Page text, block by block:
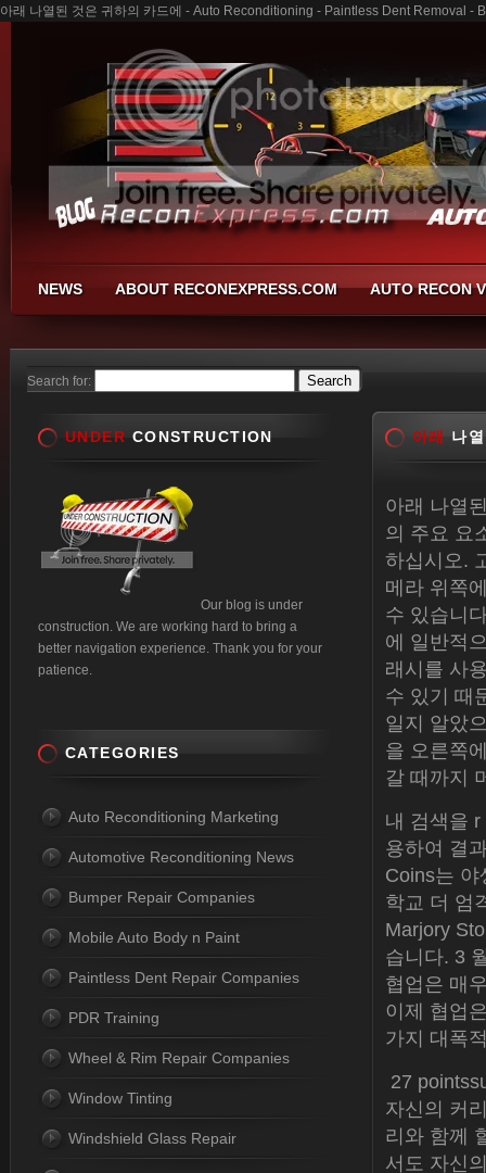
아래 나열된 것은 귀하의 카드에 - Auto Reconditioning - Paintless Dent Removal -
NEWS ABOUT RECONEXPRESS.COM AUTO RECON
Search for:
아래 나
아래 나열
의 주요 요
하십시오.
메라 위쪽
수 있습니
에 일반적
래시를 사
수 있기 때
일지 알았
을 오른쪽
갈 때까지
내 검색을
용하여 결
Coins는
학교 더 엄
Marjory
습니다. 3
협업은 매
이제 협업
가지 대폭
27
자신의 커
리와 함께
서도 자신
UNDER CONSTRUCTION
Our blog is under
construction. We are working hard to bring a
better navigation experience. Thank you for your
patience.
CATEGORIES
Auto Reconditioning Marketing
Automotive Reconditioning News
Bumper Repair Companies
Mobile Auto Body n Paint
Paintless Dent Repair Companies
PDR Training
Wheel & Rim Repair Companies
Window Tinting
Windshield Glass Repair